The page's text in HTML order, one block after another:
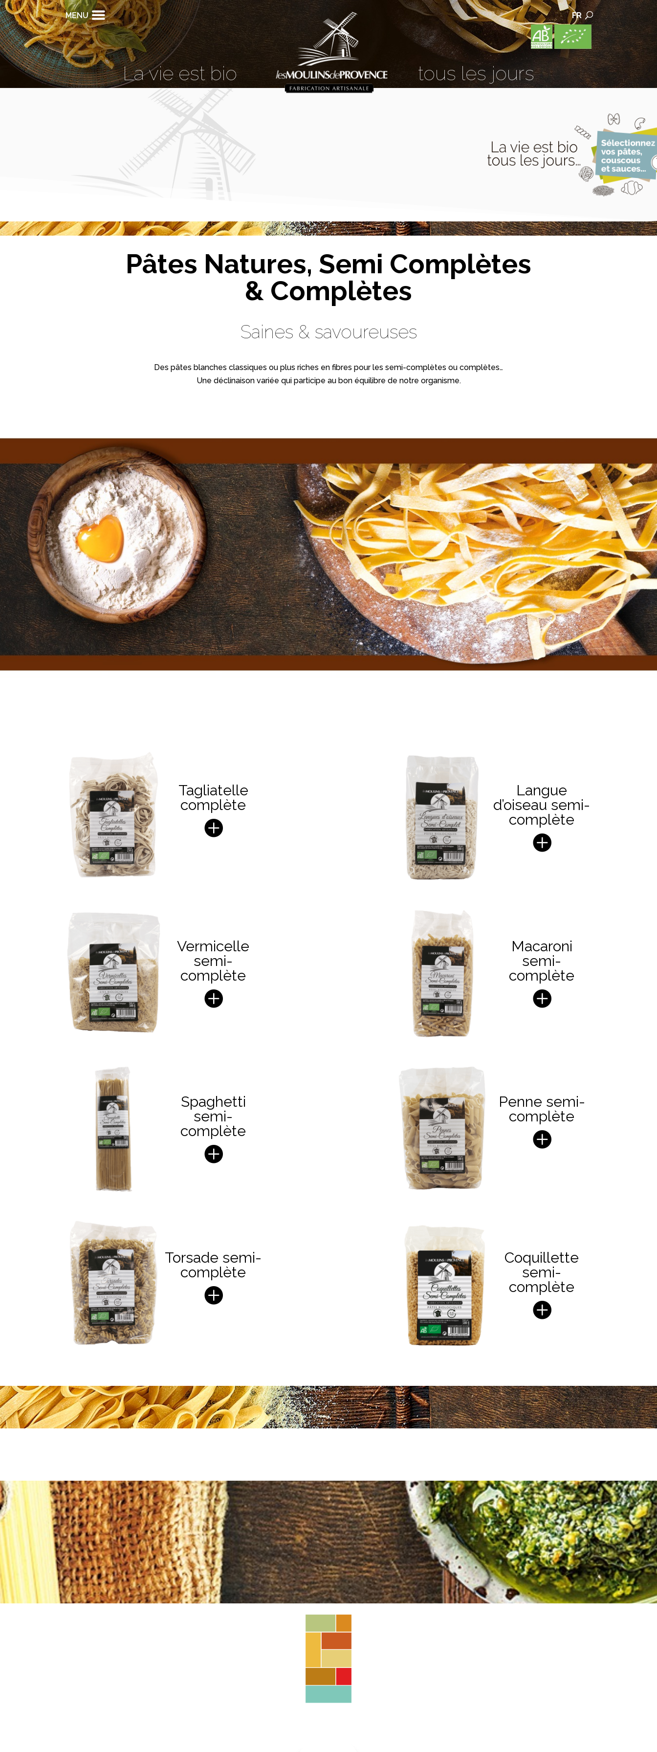
MENU FR
La vie est bio tous les jours
Pâtes Natures, Semi Complètes
& Complètes
Saines & savoureuses
Des pâtes blanches classiques ou plus riches en fibres pour les semi-complètes ou complètes…
Une déclinaison variée qui participe au bon équilibre de notre organisme.
Tagliatelle
complète
Langue
d’oiseau semi-
complète
Vermicelle
semi-
complète
Macaroni
semi-
complète
Spaghetti
semi-
complète
Penne semi-
complète
Torsade semi-
complète
Coquillette
semi-
complète